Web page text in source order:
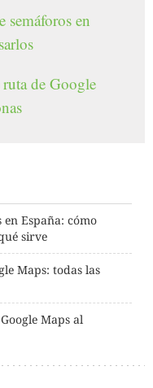
semáforos en
de Google
en España: cómo
sirve
Maps: todas las
Maps al